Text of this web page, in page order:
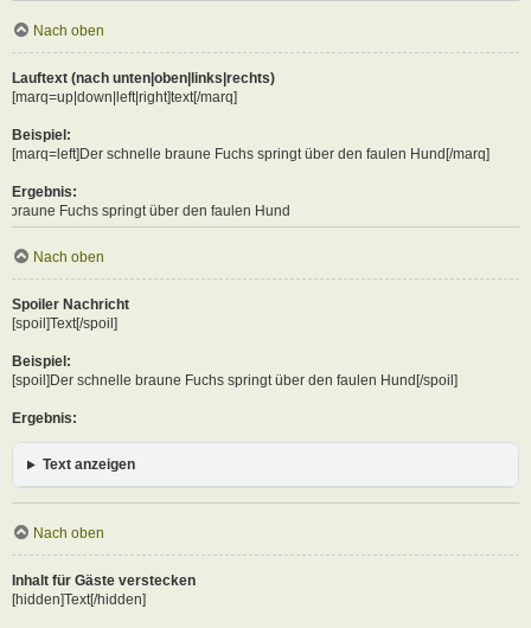
Nach oben
Lauftext (nach unten|oben|links|rechts)
[marq=up|down|left|right]text[/marq]
Beispiel:
[marq=left]Der schnelle braune Fuchs springt über den faulen Hund[/marq]
Ergebnis:
springt über den faulen Hund
Nach oben
Spoiler Nachricht
[spoil]Text[/spoil]
Beispiel:
[spoil]Der schnelle braune Fuchs springt über den faulen Hund[/spoil]
Ergebnis:
Text anzeigen
Nach oben
Inhalt für Gäste verstecken
[hidden]Text[/hidden]